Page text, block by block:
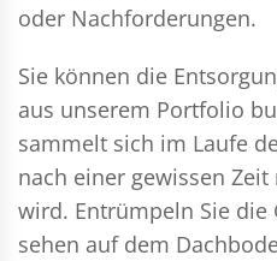
oder Nachforderungen.
Sie können die
aus unserem Portfolio
sammelt sich im Laufe
nach einer gewissen
wird. Entrümpeln Sie die
sehen auf dem